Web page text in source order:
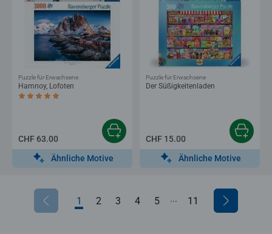
Hamnoy, Lofoten
Durchschnittliche Bewertung 5.0 von 5 Sternen.
Puzzle für Erwachsene
CHF 63.00
Ähnliche Motive
Der Süßigkeitenladen
Puzzle für Erwachsene
CHF 15.00
Ähnliche Motive
1 2 3 4 5 6 7
... 11